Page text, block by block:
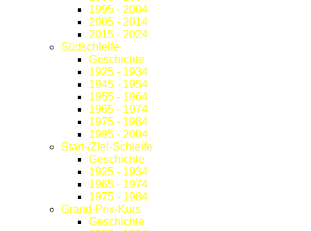
1995 - 2004
2005 - 2014
2015 - 2024
Südschleife
Geschichte
1925 - 1934
1945 - 1954
1955 - 1964
1965 - 1974
1975 - 1984
1995 - 2004
Start-/Ziel-Schleife
Geschichte
1925 - 1934
1965 - 1974
1975 - 1984
Grand-Prix-Kurs
Geschichte